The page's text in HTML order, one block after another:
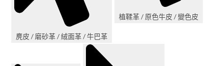
麂皮 / 磨砂革 / 絨面革 / 牛巴革
植鞣革 / 原色牛皮 / 變色皮